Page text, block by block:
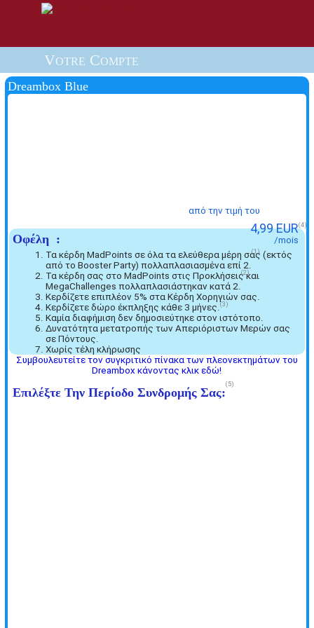
Votre Compte
Dreambox Blue
Οφέλη :
Τα κέρδη MadPoints σε όλα τα ελεύθερα μέρη σας (εκτός
από το Booster Party) πολλαπλασιασμένα επί 2.
1
Τα κέρδη σας στο MadPoints στις Προκλήσεις και
MegaChallenges πολλαπλασιάστηκαν κατά 2.
2
Κερδίζετε επιπλέον 5% στα Κέρδη Χορηγιών σας.
Κερδίζετε δώρο έκπληξης κάθε 3 μήνες. 3
Καμία διαφήμιση δεν δημοσιεύτηκε στον ιστότοπο.
Δυνατότητα μετατροπής των Απεριόριστων Μερών σας
σε Πόντους.
Χωρίς τέλη κλήρωσης
Συμβουλευτείτε τον συγκριτικό πίνακα των πλεονεκτημάτων του
Dreambox κάνοντας κλικ εδώ!
από την τιμή του
4,99 EUR
/mois
4
Επιλέξτε Την Περίοδο Συνδρομής Σας:
5